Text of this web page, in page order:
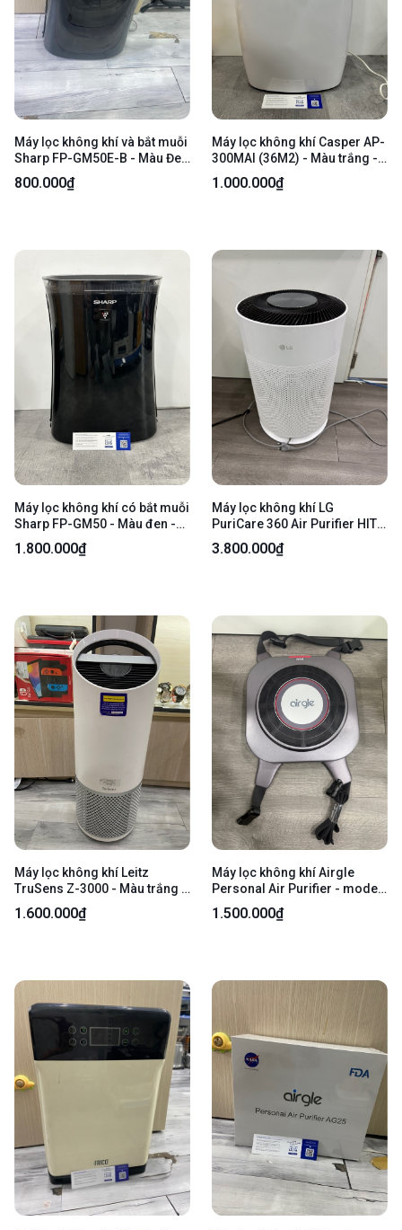
Máy lọc không khí và bắt muỗi
Sharp FP-GM50E-B - Màu Đen
- Ngoại hình: 97% - Lọc bụi
nhiều- Body
800.000₫
Máy lọc không khí Casper AP-
300MAI (36M2) - Màu trắng -
Ngoại hình 97% - Body
1.000.000₫
Máy lọc không khí có bắt muỗi
Sharp FP-GM50 - Màu đen -
Ngoại hình 97% - Đã thay tấm
lọc new - Body
1.800.000₫
Máy lọc không khí LG
PuriCare 360 Air Purifier HIT -
Màu trắng - Ngoại hình 98% -
lọc còn 68% - Kèm box
3.800.000₫
Máy lọc không khí Leitz
TruSens Z-3000 - Màu trắng -
Ngoại hình: 97% - đèn UV cần
được thay thế, hư màn hình
1.600.000₫
Máy lọc không khí Airgle
Personal Air Purifier - model
AG25 - Màu tím - Ngoại hình
97.5% - lọc dơ - Kèm nguồn ,
1.500.000₫